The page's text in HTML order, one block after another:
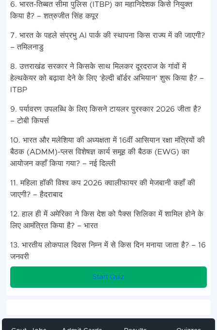
6. भारत-तिब्बत सीमा पुलिस (ITBP) का महानिदेशक किसे नियुक्त
किया है? – शत्रुजीत सिंह कपूर
7. भारत के पहले संप्रभु AI पार्क की स्थापना किस राज्य में की जाएगी?
– तमिलनाडु
8. उत्तराखंड सरकार ने किसके साथ मिलकर दूरदराज के गांवों में
हेल्थकेयर को बढ़ावा देने के लिए ‘हेल्दी बॉर्डर अभियान’ शुरू किया है? –
ITBP
9. पर्यावरण उपलब्धि के लिए किसने टायलर पुरस्कार 2026 जीता है?
– टोबी कियर्स
10. भारत और मलेशिया की अध्यक्षता में 16वीं आसियान रक्षा मंत्रियों की
बैठक (ADMM)-प्लस विशेषज्ञ कार्य समूह की बैठक (EWG) का
आयोजन कहाँ किया गया? – नई दिल्ली
11. महिला हॉकी विश्व कप 2026 क्वालीफायर की मेजबानी कहाँ की
जाएगी? – हैदराबाद
12. हाल ही में अमेरिका ने किस देश को पैक्स सिलिका में शामिल होने के
लिए आमंत्रित किया है? – भारत
13. भारतीय लोकपाल दिवस निम्न में से किस दिन मनाया जाता है? – 16
जनवरी
Start Quiz